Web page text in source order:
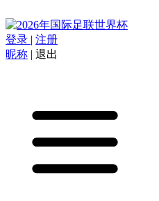
登录 | 注册
昵称 | 退出